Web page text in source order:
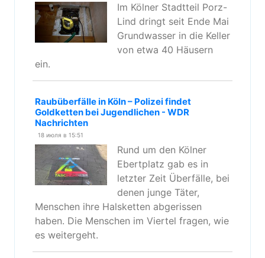
Im Kölner Stadtteil Porz-
Lind dringt seit Ende Mai
Grundwasser in die Keller
von etwa 40 Häusern
ein.
Raubüberfälle in Köln – Polizei findet
Goldketten bei Jugendlichen - WDR
Nachrichten
18 июля в 15:51
Rund um den Kölner
Ebertplatz gab es in
letzter Zeit Überfälle, bei
denen junge Täter,
Menschen ihre Halsketten abgerissen
haben. Die Menschen im Viertel fragen, wie
es weitergeht.